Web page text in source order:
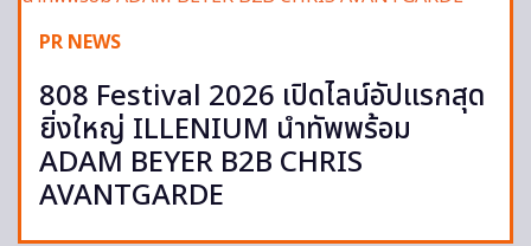
PR NEWS
808 Festival 2026 เปิดไลน์อัปแรกสุด
ยิ่งใหญ่ ILLENIUM นำทัพพร้อม
ADAM BEYER B2B CHRIS
AVANTGARDE